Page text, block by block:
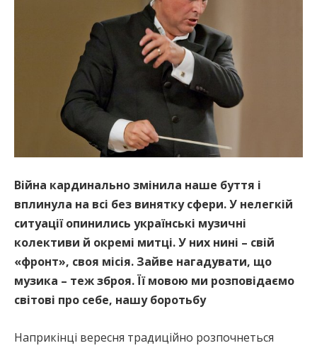
Війна кардинально змінила наше буття і
вплинула на всі без винятку сфери. У нелегкій
ситуації опинились українські музичні
колективи й окремі митці. У них нині – свій
«фронт», своя місія. Зайве нагадувати, що
музика – теж зброя. Її мовою ми розповідаємо
світові про себе, нашу боротьбу
Наприкінці вересня традиційно розпочнеться